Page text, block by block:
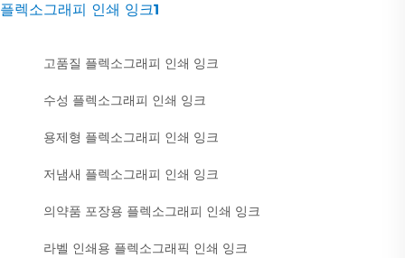
플렉소그래피 인쇄 잉크1
고품질 플렉소그래피 인쇄 잉크
수성 플렉소그래피 인쇄 잉크
용제형 플렉소그래피 인쇄 잉크
저냄새 플렉소그래피 인쇄 잉크
의약품 포장용 플렉소그래피 인쇄 잉크
라벨 인쇄용 플렉소그래픽 인쇄 잉크